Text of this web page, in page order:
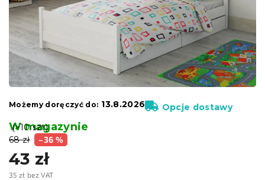
68 zł –36 %
43 zł
35 zł bez VAT
W magazynie
(>10 szt)
Możemy doręczyć do: 13.8.2026 Opcje dostawy